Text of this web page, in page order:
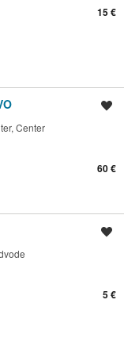
15 €
Center
60 €
5 €